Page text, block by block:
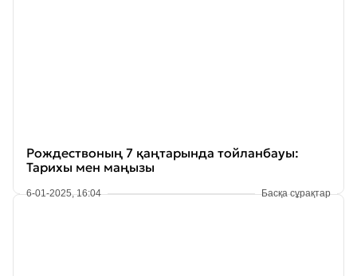
Рождествоның 7 қаңтарында тойланбауы:
Тарихы мен маңызы
6-01-2025, 16:04 Басқа сұрақтар